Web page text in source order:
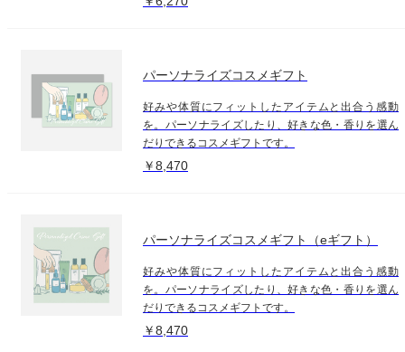
パーソナライズコスメギフト
好みや体質にフィットしたアイテムと出合う感動
を。パーソナライズしたり、好きな色・香りを選ん
だりできるコスメギフトです。
￥8,470
パーソナライズコスメギフト（eギフト）
好みや体質にフィットしたアイテムと出合う感動
を。パーソナライズしたり、好きな色・香りを選ん
だりできるコスメギフトです。
￥8,470